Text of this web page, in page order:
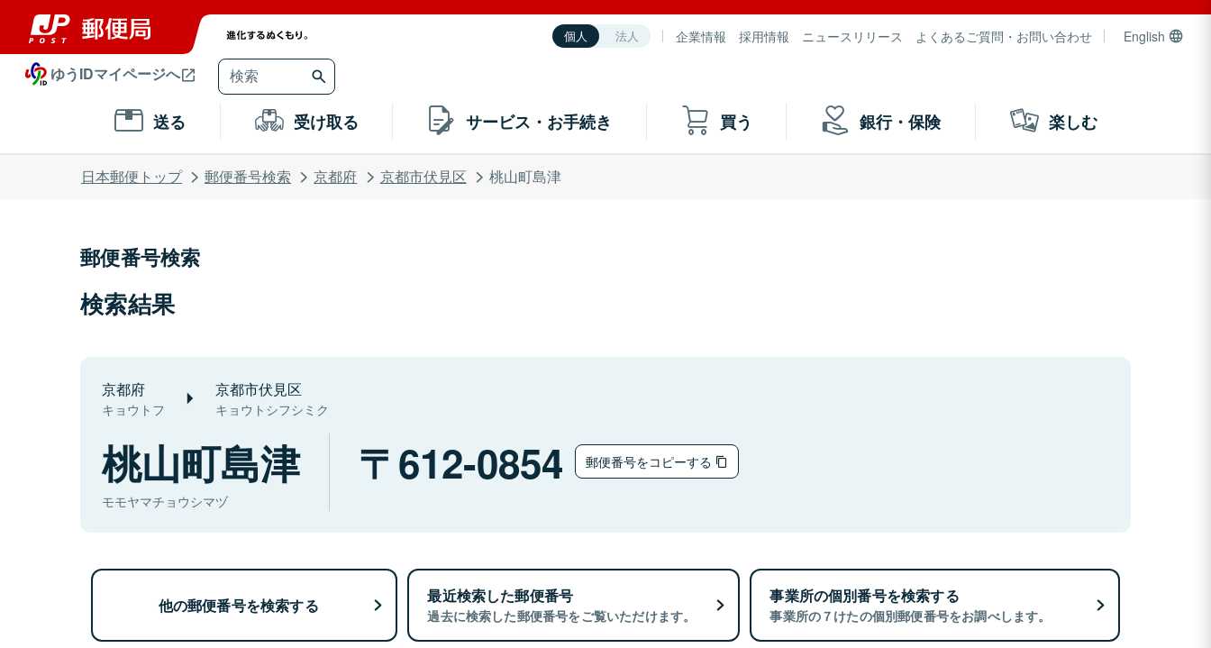
個人 法人 企業情報 採用情報 ニュースリリース よくあるご質問・お問い合わせ English
ゆうIDマイページへ
送る 受け取る サービス・お手続き 買う 銀行・保険 楽しむ
日本郵便トップ 郵便番号検索 京都府 京都市伏見区 桃山町島津
郵便番号検索
検索結果
京都府
キョウトフ
京都市伏見区
キョウトシフシミク
桃山町島津
モモヤマチョウシマヅ
612-0854 郵便番号をコピーする
他の郵便番号を検索する 最近検索した郵便番号
過去に検索した郵便番号をご覧いただけます。
事業所の個別番号を検索する
事業所の７けたの個別郵便番号をお調べします。